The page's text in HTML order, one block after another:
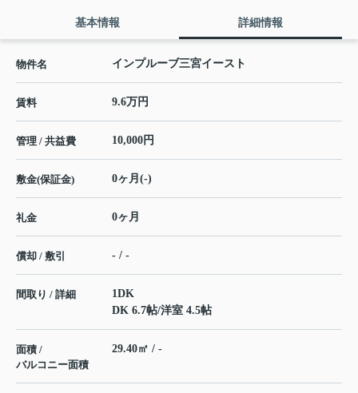
基本情報 詳細情報
物件名 インプルーブ三宮イースト
賃料 9.6万円
管理 / 共益費 10,000円
敷金(保証金) 0ヶ月(-)
礼金 0ヶ月
償却 / 敷引 - / -
間取り / 詳細
1DK
DK 6.7帖/洋室 4.5帖
面積 /
バルコニー面積
29.40㎡ / -